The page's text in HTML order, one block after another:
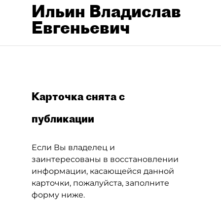
Ильин Владислав
Евгеньевич
Карточка снята с
публикации
Если Вы владелец и
заинтересованы в восстановлении
информации, касающейся данной
карточки, пожалуйста, заполните
форму ниже.